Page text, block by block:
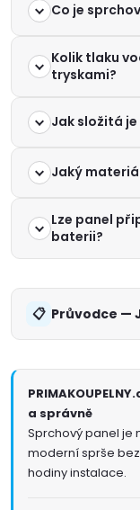
Co je
Kolik tlaku
tryskami?
Jak složitá
Jaký
Lze panel
baterii?
Průvodce —
a správně
Sprchový panel je
moderní sprše
hodiny instalace.